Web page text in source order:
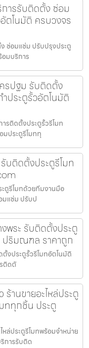
ารรับติดตั้ง ซ่อม
ตโนมัติ ครบวงจร
ซ่อมแซ่ม ปรับปรุงประตู
มบริการ
รปฐม รับติดตั้ง
ประตูรั้วอัตโนมัติ
รติดตั้งประตูรั้วรีโมท
มประตูรีโมททุ
บติดตั้งประตูรีโมท
ตูรีโมทด้วยทีมงานมือ
มแซ่ม ปรับป
พระ รับติดตั้งประตู
ปริมณฑล ราคาถูก
งประตูรั้วรีโมทอัตโนมัติ
ติดตั
ร้านขายอะไหล่ประตู
ททุกชิ้น ประตู
หล่ประตูรีโมทพร้อมจำหน่าย
การรับติด